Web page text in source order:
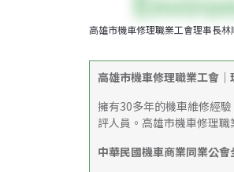
高雄市機車修理職業工會理事長
高雄市機車修理職業工會
擁有30多年的機車維修經
評人員。高雄市機車修理
中華民國機車商業同業公會